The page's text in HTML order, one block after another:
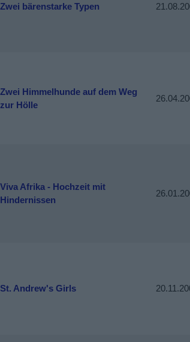
Zwei bärenstarke Typen
Zwei Himmelhunde auf dem Weg
zur Hölle
Viva Afrika - Hochzeit mit
Hindernissen
St. Andrew's Girls